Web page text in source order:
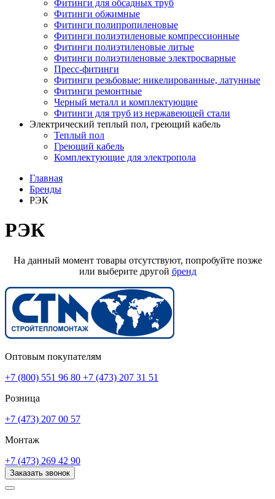
Фитинги для обсадных труб
Фитинги обжимные
Фитинги полипропиленовые
Фитинги полиэтиленовые компрессионные
Фитинги полиэтиленовые литые
Фитинги полиэтиленовые электросварные
Пресс-фитинги
Фитинги резьбовые: никелированные, латунные
Фитинги ремонтные
Черный металл и комплектующие
Фитинги для труб из нержавеющей стали
Электрический теплый пол, греющий кабель
Теплый пол
Греющий кабель
Комплектующие для электропола
Главная
Бренды
РЭК
РЭК
На данный момент товары отсутствуют, попробуйте позже
или выберите другой бренд
Оптовым покупателям
+7 (800) 551 96 80 +7 (473) 207 31 51
Розница
+7 (473) 207 00 57
Монтаж
+7 (473) 269 42 90
Заказать звонок